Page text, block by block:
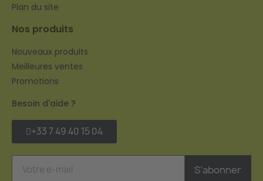
Plan du site
Nos produits
Nouveaux produits
Meilleures ventes
Promotions
Besoin d'aide ?
+33 7 49 40 15 04
S’abonner